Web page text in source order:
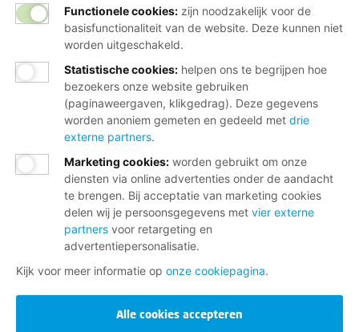
Functionele cookies: zijn noodzakelijk voor de
basisfunctionaliteit van de website. Deze kunnen niet
worden uitgeschakeld.
Statistische cookies: helpen ons te begrijpen hoe
bezoekers onze website gebruiken
(paginaweergaven, klikgedrag). Deze gegevens
worden anoniem gemeten en gedeeld met drie
externe partners.
Marketing cookies: worden gebruikt om onze
diensten via online advertenties onder de aandacht
te brengen. Bij acceptatie van marketing cookies
delen wij je persoonsgegevens met vier externe
partners voor retargeting en
advertentiepersonalisatie.
Kijk voor meer informatie op onze cookiepagina.
Alle cookies accepteren